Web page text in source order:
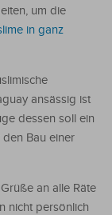
um die
in ganz
ansässig ist
dessen soll ein
Bau einer
an alle Räte
nicht persönlich